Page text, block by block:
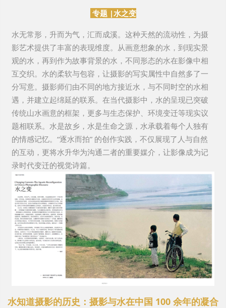
专题 |水之变
水无常形，升而为气，汇而成溪。这种天然的流动性，为摄
影艺术提供了丰富的表现维度。从画意想象的水，到现实景
观的水，再到作为故事背景的水，不同形态的水在影像中相
互交织。水的柔软与包容，让摄影的写实属性中自然多了一
分写意。摄影师们由不同的地方接近水，与不同时空的水相
遇，并建立起绵延的联系。在当代摄影中，水的呈现已突破
传统山水画意的框架，更多与生态保护、环境变迁等现实议
题相联系。水是故乡，水是生命之源，水承载着每个人独有
的情感记忆。“逐水而拍” 的创作实践，不仅展现了人与自然
的互动，更将水升华为沟通二者的重要媒介，让影像成为记
录时代变迁的视觉诗篇。
水知道摄影的历史：摄影与水在中国 100 余年的凝合